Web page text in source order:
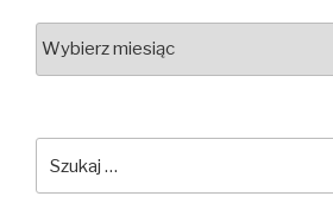
Archiwa